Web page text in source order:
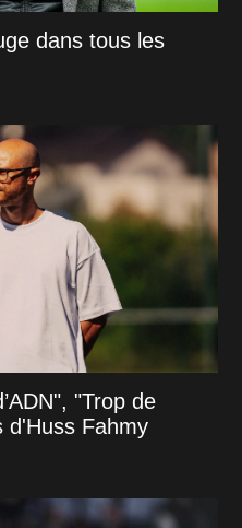
dans tous les
"Trop de
d'Huss Fahmy